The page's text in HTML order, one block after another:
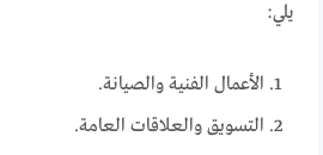
يلي:
الأعمال الفنية والصيانة.
التسويق والعلاقات العامة.